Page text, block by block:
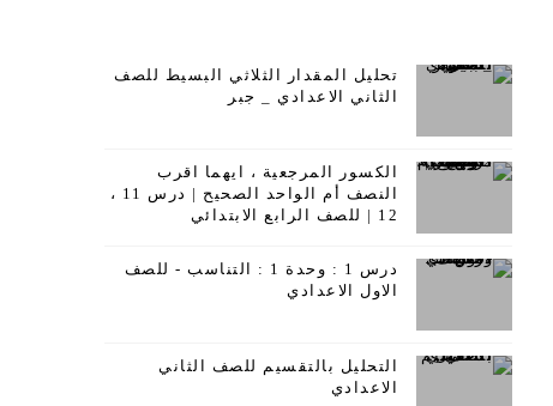
تحليل المقدار الثلاثي البسيط للصف
الثاني الاعدادي _ جبر
الكسور المرجعية ، ايهما اقرب
النصف أم الواحد الصحيح | درس 11 ،
12 | للصف الرابع الابتدائي
درس 1 : وحدة 1 : التناسب - للصف
الاول الاعدادي
التحليل بالتقسيم للصف الثاني
الاعدادي